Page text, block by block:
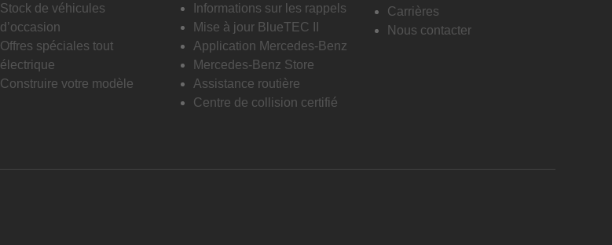
Stock de véhicules
d’occasion
Offres spéciales tout
électrique
Construire votre modèle
Informations sur les rappels
Mise à jour BlueTEC II
Application Mercedes-Benz
Mercedes-Benz Store
Assistance routière
Centre de collision certifié
Carrières
Nous contacter